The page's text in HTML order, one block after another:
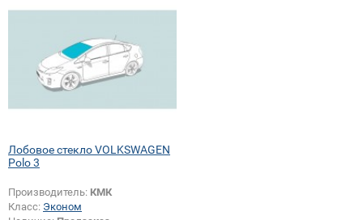
Лобовое стекло VOLKSWAGEN
Polo 3
Производитель: КМК
Класс: Эконом